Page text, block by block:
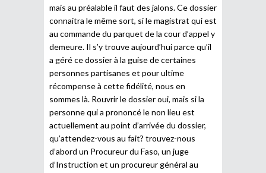
mais au préalable il faut des jalons. Ce dossier
connaitra le même sort, si le magistrat qui est
au commande du parquet de la cour d’appel y
demeure. Il s’y trouve aujourd’hui parce qu’il
a géré ce dossier à la guise de certaines
personnes partisanes et pour ultime
récompense à cette fidélité, nous en
sommes là. Rouvrir le dossier oui, mais si la
personne qui a prononcé le non lieu est
actuellement au point d’arrivée du dossier,
qu’attendez-vous au fait? trouvez-nous
d’abord un Procureur du Faso, un juge
d’Instruction et un procureur général au